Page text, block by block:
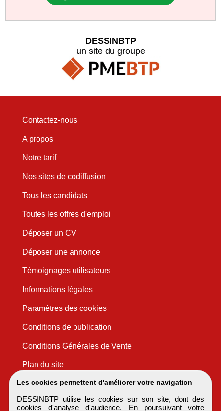
Les cookies permettent d'améliorer votre navigation
DESSINBTP utilise les cookies sur son site, dont des
cookies d'analyse d'audience. En poursuivant votre
DESSINBTP
un site du groupe
Contactez-nous
A propos
Notre tarif
Nos sites de codiffusion
Tous les candidats
Toutes les offres d'emploi
Déposer un CV
Déposer une annonce
Témoignages utilisateurs
Informations légales
Paramètres des cookies
Conditions de publication
Conditions Générales de Vente
Plan du site